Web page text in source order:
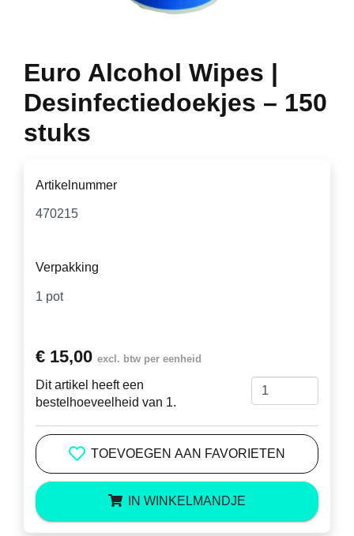
Euro Alcohol Wipes |
Desinfectiedoekjes – 150
stuks
Artikelnummer
Verpakking
€ 15,00 excl. btw per eenheid
Dit artikel heeft een
bestelhoeveelheid van 1.
TOEVOEGEN AAN FAVORIETEN
IN WINKELMANDJE